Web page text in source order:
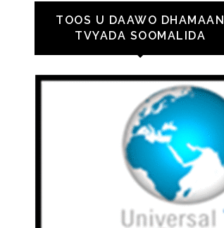
TOOS U DAAWO DHAMAAN
TVYADA SOOMALIDA